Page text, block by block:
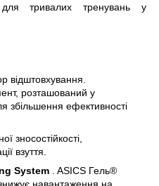
тривалих тренувань у
відштовхування.
розташований у
збільшення ефективності
зносостійкості,
взуття.
System . ASICS Гель®
навантаження на